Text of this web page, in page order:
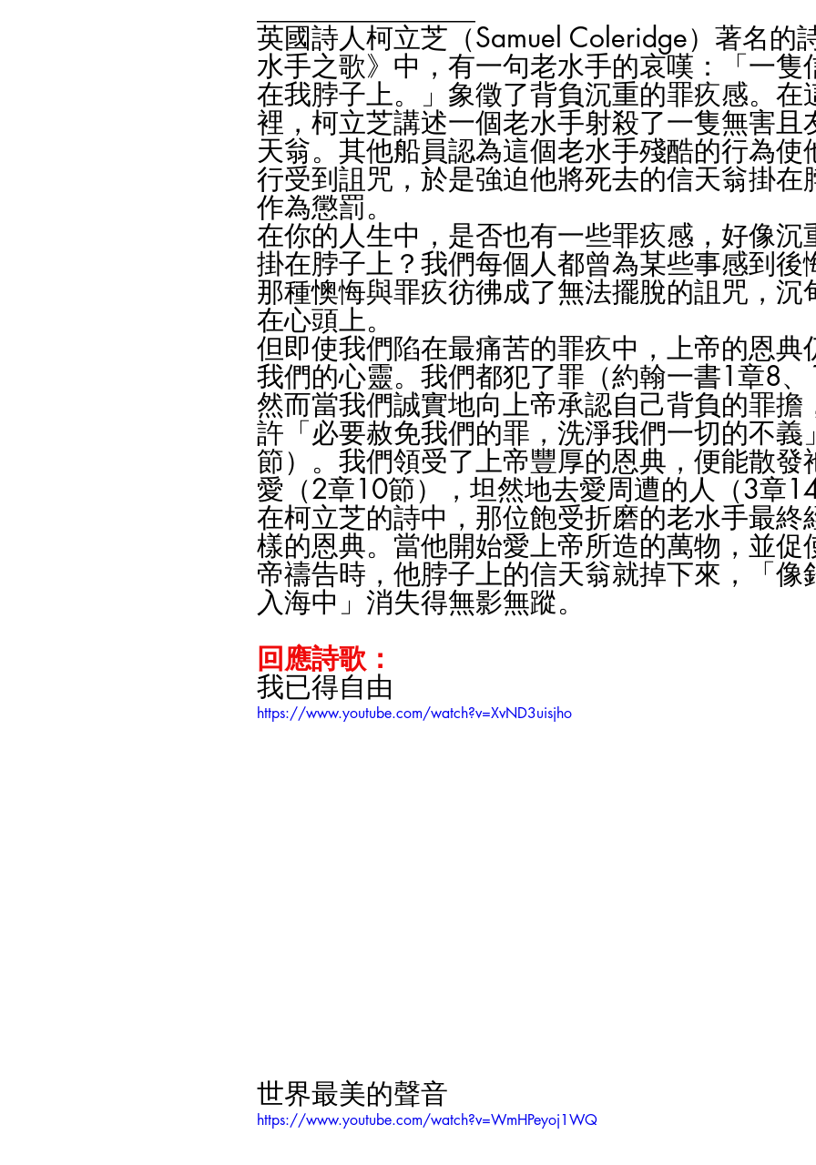
英國詩人柯立芝（Samuel Coleridge）著名的
水手之歌》中，有一句老水手的哀嘆：「一隻
在我脖子上。」象徵了背負沉重的罪疚感。在
裡，柯立芝講述一個老水手射殺了一隻無害且
天翁。其他船員認為這個老水手殘酷的行為使
行受到詛咒，於是強迫他將死去的信天翁掛在
作為懲罰。
在你的人生中，是否也有一些罪疚感，好像沉
掛在脖子上？我們每個人都曾為某些事感到後
那種懊悔與罪疚彷彿成了無法擺脫的詛咒，沉
在心頭上。
但即使我們陷在最痛苦的罪疚中，上帝的恩典
我們的心靈。我們都犯了罪（約翰一書1章8
然而當我們誠實地向上帝承認自己背負的罪擔
許「必要赦免我們的罪，洗淨我們一切的不義
節）。我們領受了上帝豐厚的恩典，便能散發
愛（2章10節），坦然地去愛周遭的人（3章
在柯立芝的詩中，那位飽受折磨的老水手最終
樣的恩典。當他開始愛上帝所造的萬物，並促
帝禱告時，他脖子上的信天翁就掉下來，「像
入海中」消失得無影無蹤。
回應詩歌：
我已得自由
https://www.youtube.com/watch?v=XvND3uisjho
世界最美的聲音
https://www.youtube.com/watch?v=WmHPeyoj1WQ